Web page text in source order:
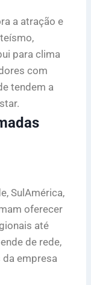
a atração e
para clima
com
tendem a
SulAmérica,
oferecer
até
de rede,
empresa